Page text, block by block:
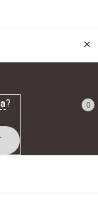
×
? 0